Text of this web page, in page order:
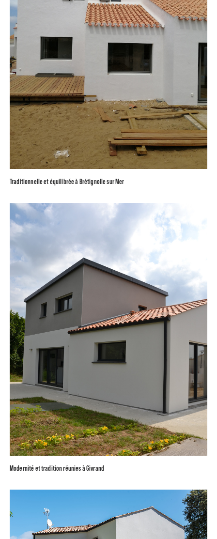
Traditionnelle et équilibrée à Brétignolle sur Mer
Modernité et tradition réunies à Givrand